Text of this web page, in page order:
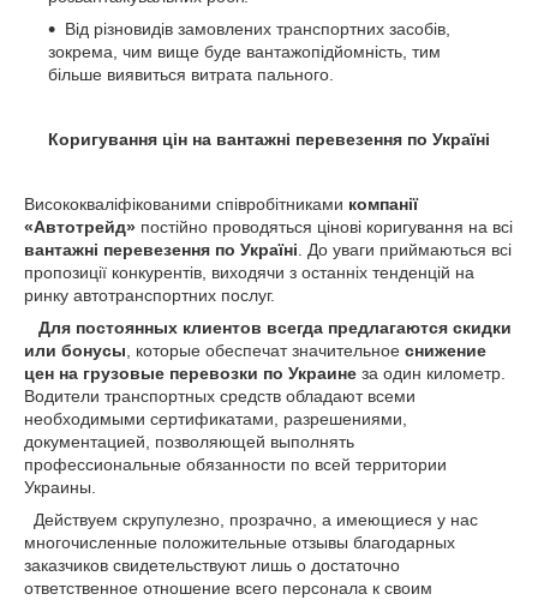
Від різновидів замовлених транспортних засобів,
зокрема, чим вище буде вантажопідйомність, тим
більше виявиться витрата пального.
Коригування цін на вантажні перевезення по Україні
Висококваліфікованими співробітниками компанії
«Автотрейд» постійно проводяться цінові коригування на всі
вантажні перевезення по Україні. До уваги приймаються всі
пропозиції конкурентів, виходячи з останніх тенденцій на
ринку автотранспортних послуг.
Для постоянных клиентов всегда предлагаются скидки
или бонусы, которые обеспечат значительное снижение
цен на грузовые перевозки по Украине за один километр.
Водители транспортных средств обладают всеми
необходимыми сертификатами, разрешениями,
документацией, позволяющей выполнять
профессиональные обязанности по всей территории
Украины.
Действуем скрупулезно, прозрачно, а имеющиеся у нас
многочисленные положительные отзывы благодарных
заказчиков свидетельствуют лишь о достаточно
ответственное отношение всего персонала к своим